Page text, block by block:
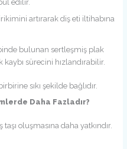
edilir.
artırarak diş eti iltihabına
bulunan sertleşmiş plak
sürecini hızlandırabilir.
sıkı şekilde bağlıdır.
Daha Fazladır?
oluşmasına daha yatkındır.